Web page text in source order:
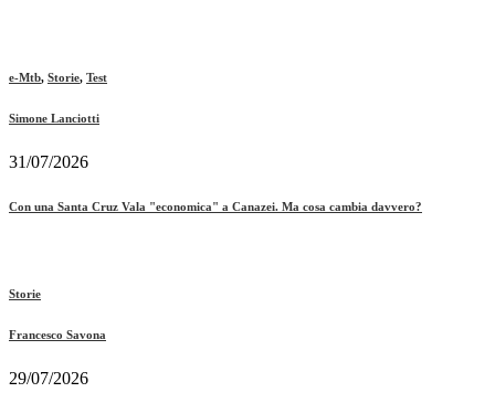
e-Mtb, Storie, Test
Simone Lanciotti
31/07/2026
Con una Santa Cruz Vala "economica" a Canazei. Ma cosa cambia davvero?
Storie
Francesco Savona
29/07/2026